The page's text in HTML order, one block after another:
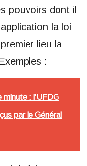
pouvoirs dont il
la loi
lieu la
:
minute : l'UFDG
par le Général